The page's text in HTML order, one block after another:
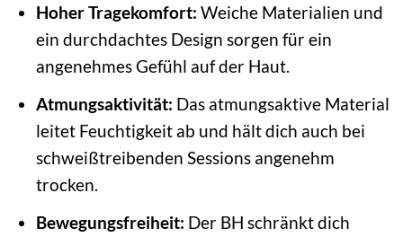
Hoher Tragekomfort: Weiche Materialien und
ein durchdachtes Design sorgen für ein
angenehmes Gefühl auf der Haut.
Atmungsaktivität: Das atmungsaktive Material
leitet Feuchtigkeit ab und hält dich auch bei
schweißtreibenden Sessions angenehm
trocken.
Bewegungsfreiheit: Der BH schränkt dich